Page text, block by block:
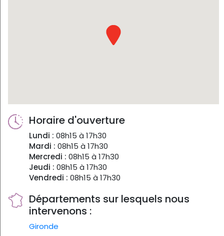
Horaire d'ouverture
Lundi : 08h15 à 17h30
Mardi : 08h15 à 17h30
Mercredi : 08h15 à 17h30
Jeudi : 08h15 à 17h30
Vendredi : 08h15 à 17h30
Départements sur lesquels nous
intervenons :
Gironde